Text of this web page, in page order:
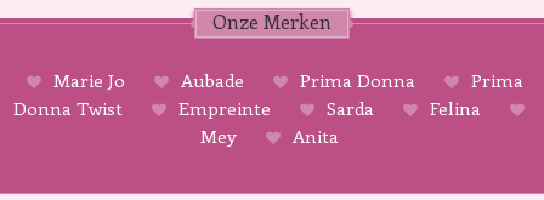
Onze Merken
Marie Jo Aubade Prima Donna
Prima
Donna Twist
Empreinte Sarda
Felina
Mey
Anita